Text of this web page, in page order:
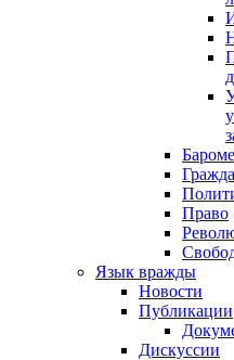
Право
Язык вражды
Новости
Публикации
Дискуссии